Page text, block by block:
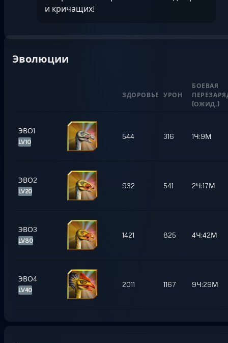
и кричащих!
Эволюции
ЗДОРОВЬЕ УРОН
БОЕВАЯ
(ОЖИД.)
ЭВО1
LV10
544 316 1Ч:9М
ЭВО2
LV20
932 541 2Ч:17М
ЭВО3
LV30
1421 825 4Ч:42М
ЭВО4
LV40
2011 1167 9Ч:29М